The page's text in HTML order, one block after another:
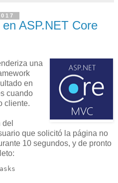
ASP.NET Core
una
en
cuando
cliente.
que solicitó la página no
10 segundos, y de pronto